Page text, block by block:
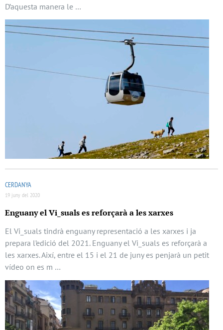
D’aquesta manera le …
CERDANYA
19 juny del 2020
Enguany el Vi_suals es reforçarà a les xarxes
El Vi_suals tindrà enguany representació a les xarxes i ja
prepara l’edició del 2021. Enguany el Vi_suals es reforçarà a
les xarxes. Així, entre el 15 i el 21 de juny es penjarà un petit
vídeo on es m …